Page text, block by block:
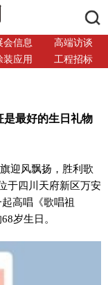
会信息
高端访谈
装应用 工程招标
是最好的生日礼物
迎风飘扬，胜利歌
于四川天府新区万安
高唱《歌唱祖
岁生日。